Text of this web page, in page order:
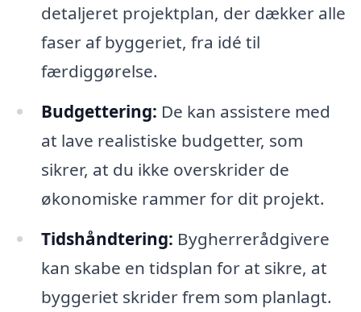
detaljeret projektplan, der dækker alle
faser af byggeriet, fra idé til
færdiggørelse.
Budgettering: De kan assistere med
at lave realistiske budgetter, som
sikrer, at du ikke overskrider de
økonomiske rammer for dit projekt.
Tidshåndtering: Bygherrerådgivere
kan skabe en tidsplan for at sikre, at
byggeriet skrider frem som planlagt.